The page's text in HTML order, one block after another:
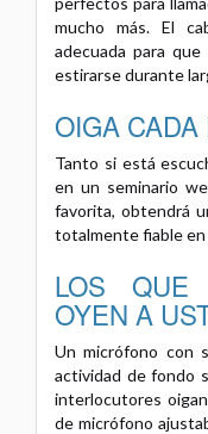
mucho más. El
adecuada para
estirarse durante
OIGA CADA
Tanto si está
en un seminario
favorita, obtendrá
totalmente fiable
LOS QUE
OYEN A
Un micrófono con
actividad de fondo
interlocutores
de micrófono